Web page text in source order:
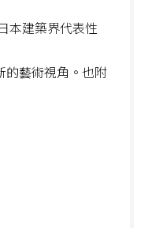
本建築界代表性
的藝術視角。也附